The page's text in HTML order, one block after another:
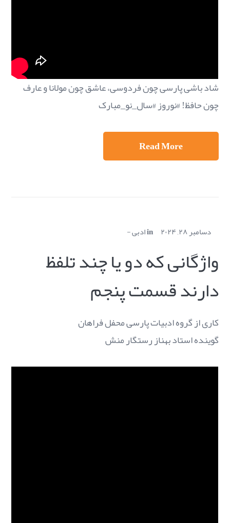
شاد باشی پارسی چون فردوسی، عاشق چون مولانا و عارف
چون حافظ! #نوروز #سال_نو_مبارک
Read More
دسامبر ۲۸, ۲۰۲۴ inادبی
واژگانی که دو یا چند تلفظ
دارند قسمت پنجم
کاری از گروه ادبیات پارسی محفل فراهان
گوینده استاد بهناز رستگار منش